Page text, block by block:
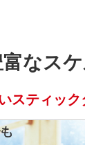
なス
スティッ